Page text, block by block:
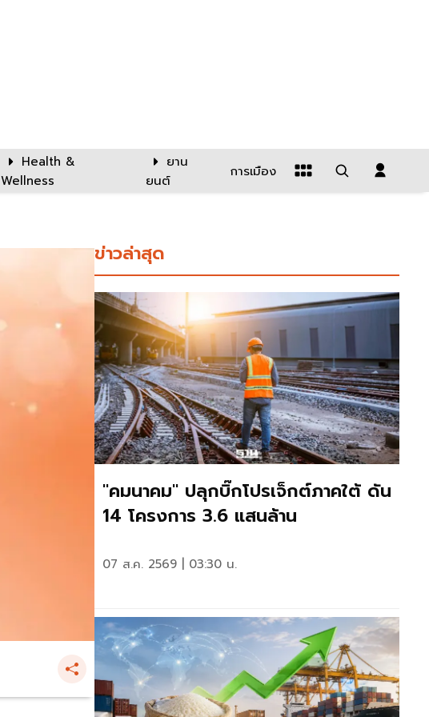
Health &
Wellness
ยาน
ยนต์
การเมือง
ข่าวล่าสุด
"คมนาคม" ปลุกบิ๊กโปรเจ็กต์ภาคใต้ ดัน
14 โครงการ 3.6 แสนล้าน
07 ส.ค. 2569 | 03:30 น.